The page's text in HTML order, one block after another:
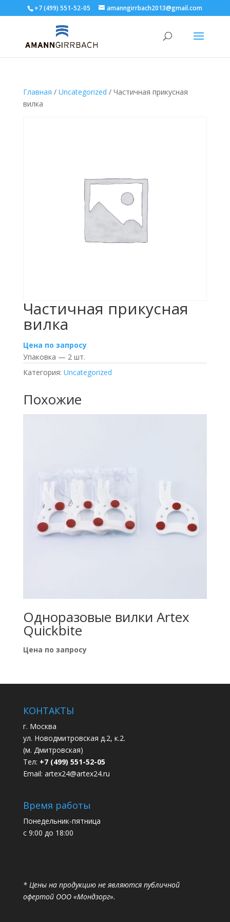
+7 (499) 551-52-05 amanngirrbach2013@gmail.com
Главная / Uncategorized / Частичная прикусная
вилка
Частичная прикусная
вилка
Цена по запросу
Упаковка — 2 шт.
Категория: Uncategorized
Похожие
Одноразовые вилки Artex
Quickbite
Цена по запросу
КОНТАКТЫ
г. Москва
ул. Новодмитровская д.2, к.2.
(м. Дмитровская)
Тел: +7 (499) 551-52-05
Email: artex24@artex24.ru
Время работы
Понедельник-пятница
с 9:00 до 18:00
* Цены на продукцию не являются публичной
офертой ООО «Мондзорг».